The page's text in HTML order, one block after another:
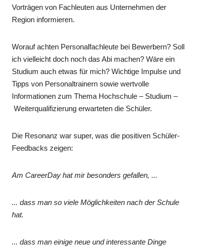
Vorträgen von Fachleuten aus Unternehmen der
Region informieren.
Worauf achten Personalfachleute bei Bewerbern? Soll
ich vielleicht doch noch das Abi machen? Wäre ein
Studium auch etwas für mich? Wichtige Impulse und
Tipps von Personaltrainern sowie wertvolle
Informationen zum Thema Hochschule – Studium –
Weiterqualifizierung erwarteten die Schüler.
Die Resonanz war super, was die positiven Schüler-
Feedbacks zeigen:
Am CareerDay hat mir besonders gefallen, ...
...dass man so viele Möglichkeiten nach der Schule
hat.
...dass man einige neue und interessante Dinge